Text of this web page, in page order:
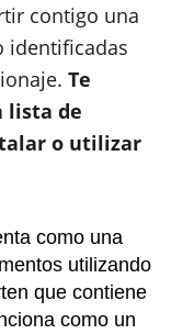
contigo una
identificadas
Te
lista de
o utilizar
como una
utilizando
que contiene
como un